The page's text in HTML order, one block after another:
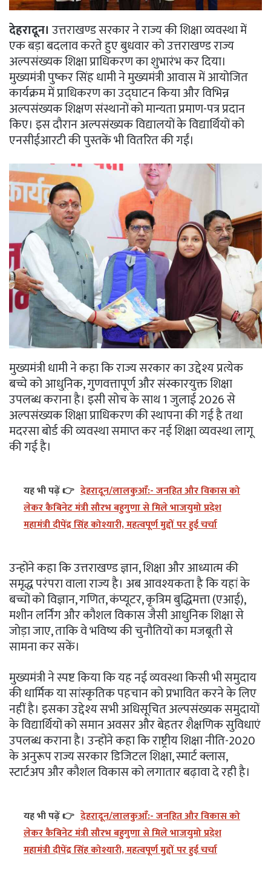
देहरादून। उत्तराखण्ड सरकार ने राज्य की शिक्षा व्यवस्था में
एक बड़ा बदलाव करते हुए बुधवार को उत्तराखण्ड राज्य
अल्पसंख्यक शिक्षा प्राधिकरण का शुभारंभ कर दिया।
मुख्यमंत्री पुष्कर सिंह धामी ने मुख्यमंत्री आवास में आयोजित
कार्यक्रम में प्राधिकरण का उद्घाटन किया और विभिन्न
अल्पसंख्यक शिक्षण संस्थानों को मान्यता प्रमाण-पत्र प्रदान
किए। इस दौरान अल्पसंख्यक विद्यालयों के विद्यार्थियों को
एनसीईआरटी की पुस्तकें भी वितरित की गईं।
मुख्यमंत्री धामी ने कहा कि राज्य सरकार का उद्देश्य प्रत्येक
बच्चे को आधुनिक, गुणवत्तापूर्ण और संस्कारयुक्त शिक्षा
उपलब्ध कराना है। इसी सोच के साथ 1 जुलाई 2026 से
अल्पसंख्यक शिक्षा प्राधिकरण की स्थापना की गई है तथा
मदरसा बोर्ड की व्यवस्था समाप्त कर नई शिक्षा व्यवस्था लागू
की गई है।
यह भी पढ़ें 👉 देहरादून/लालकुआँ:- जनहित और विकास को
लेकर कैबिनेट मंत्री सौरभ बहुगुणा से मिले भाजयुमो प्रदेश
महामंत्री दीपेंद्र सिंह कोश्यारी, महत्वपूर्ण मुद्दों पर हुई चर्चा
उन्होंने कहा कि उत्तराखण्ड ज्ञान, शिक्षा और आध्यात्म की
समृद्ध परंपरा वाला राज्य है। अब आवश्यकता है कि यहां के
बच्चों को विज्ञान, गणित, कंप्यूटर, कृत्रिम बुद्धिमत्ता (एआई),
मशीन लर्निंग और कौशल विकास जैसी आधुनिक शिक्षा से
जोड़ा जाए, ताकि वे भविष्य की चुनौतियों का मजबूती से
सामना कर सकें।
मुख्यमंत्री ने स्पष्ट किया कि यह नई व्यवस्था किसी भी समुदाय
की धार्मिक या सांस्कृतिक पहचान को प्रभावित करने के लिए
नहीं है। इसका उद्देश्य सभी अधिसूचित अल्पसंख्यक समुदायों
के विद्यार्थियों को समान अवसर और बेहतर शैक्षणिक सुविधाएं
उपलब्ध कराना है। उन्होंने कहा कि राष्ट्रीय शिक्षा नीति-2020
के अनुरूप राज्य सरकार डिजिटल शिक्षा, स्मार्ट क्लास,
स्टार्टअप और कौशल विकास को लगातार बढ़ावा दे रही है।
यह भी पढ़ें 👉 देहरादून/लालकुआँ:- जनहित और विकास को
लेकर कैबिनेट मंत्री सौरभ बहुगुणा से मिले भाजयुमो प्रदेश
महामंत्री दीपेंद्र सिंह कोश्यारी, महत्वपूर्ण मुद्दों पर हुई चर्चा